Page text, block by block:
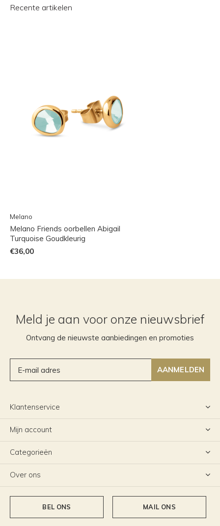
Recente artikelen
Melano
Melano Friends oorbellen Abigail
Turquoise Goudkleurig
€36,00
Meld je aan voor onze nieuwsbrief
Ontvang de nieuwste aanbiedingen en promoties
AANMELDEN
Klantenservice
Mijn account
Categorieën
Over ons
BEL ONS MAIL ONS